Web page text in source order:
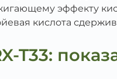
эффекту
кислота
T33: